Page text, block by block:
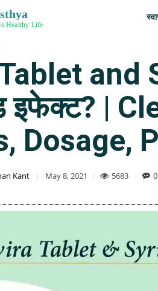
Healthy Life
and
इफेक्ट? |
Dosage,
Kant May 8, 2021 5683 0